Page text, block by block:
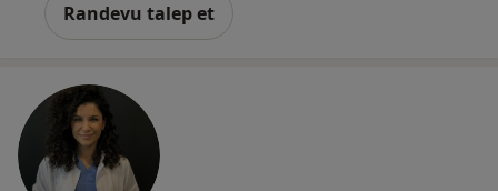
Randevu talep et